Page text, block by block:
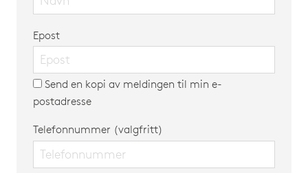
Epost
Send en kopi av meldingen til min e-
postadresse
Telefonnummer (valgfritt)